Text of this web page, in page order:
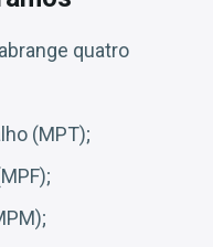
abrange quatro
(MPT);